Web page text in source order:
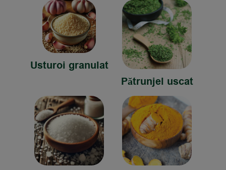
Usturoi granulat
Pătrunjel uscat